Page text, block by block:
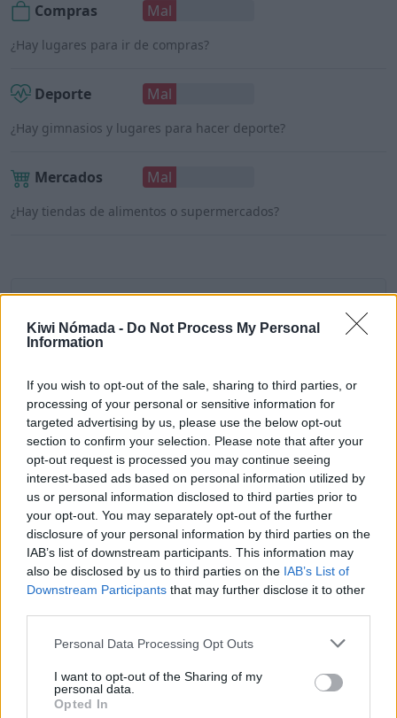
Kiwi Nómada - Do Not Process My Personal
Information
If you wish to opt-out of the sale, sharing to third parties, or
processing of your personal or sensitive information for
targeted advertising by us, please use the below opt-out
section to confirm your selection. Please note that after your
opt-out request is processed you may continue seeing
interest-based ads based on personal information utilized by
us or personal information disclosed to third parties prior to
your opt-out. You may separately opt-out of the further
disclosure of your personal information by third parties on the
IAB’s list of downstream participants. This information may
also be disclosed by us to third parties on the IAB’s List of
Downstream Participants that may further disclose it to other
Personal Data Processing Opt Outs
I want to opt-out of the Sharing of my
personal data.
Opted In
Compras Mal
¿Hay lugares para ir de compras?
Deporte Mal
¿Hay gimnasios y lugares para hacer deporte?
Mercados Mal
¿Hay tiendas de alimentos o supermercados?
digitales
Una vez detallados los puntos anteriores,
¿Panajachel es un buen lugar para vivir como
nómada digital?
Con una puntuación de 3,4/5,Panajachel es un
buen lugar para vivir como nómada digital.
Puntos a favor y puntos en
contra
A continuación, vamos a listar algunos puntos a
favor y puntos de Panajachel para vivir como
Puntos a favor